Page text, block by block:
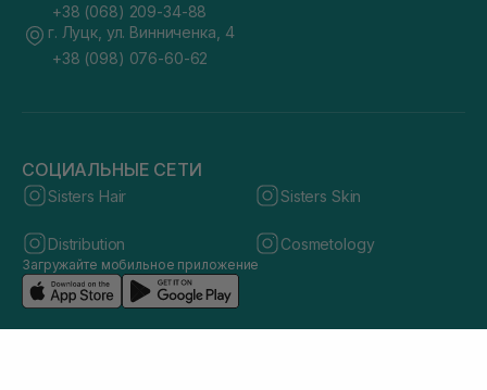
+38 (068) 209-34-88
г. Луцк, ул. Винниченка, 4
+38 (098) 076-60-62
СОЦИАЛЬНЫЕ СЕТИ
Sisters Hair Sisters Skin
Distribution Cosmetology
Загружайте мобильное приложение